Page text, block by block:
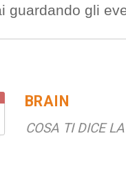
guardando gli
BRAIN
COSA TI DICE